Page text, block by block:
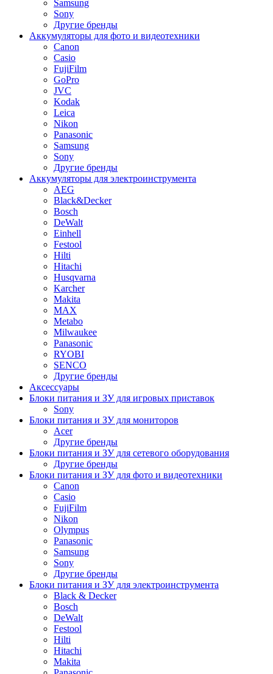
Samsung
Sony
Другие бренды
Аккумуляторы для фото и видеотехники
Canon
Casio
FujiFilm
GoPro
JVC
Kodak
Leica
Nikon
Panasonic
Samsung
Sony
Другие бренды
Аккумуляторы для электроинструмента
AEG
Black&Decker
Bosch
DeWalt
Einhell
Festool
Hilti
Hitachi
Husqvarna
Karcher
Makita
MAX
Metabo
Milwaukee
Panasonic
RYOBI
SENCO
Другие бренды
Аксессуары
Блоки питания и ЗУ для игровых приставок
Sony
Блоки питания и ЗУ для мониторов
Acer
Другие бренды
Блоки питания и ЗУ для сетевого оборудования
Другие бренды
Блоки питания и ЗУ для фото и видеотехники
Canon
Casio
FujiFilm
Nikon
Olympus
Panasonic
Samsung
Sony
Другие бренды
Блоки питания и ЗУ для электроинструмента
Black & Decker
Bosch
DeWalt
Festool
Hilti
Hitachi
Makita